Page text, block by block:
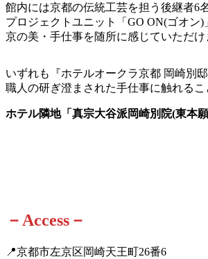
館内には京都の伝統工芸を担う後継者6
プロジェクトユニット「GO ON(ゴオン
京の美・手仕事を随所に感じていただけ
いずれも『ホテルオークラ京都 岡崎別
職人の研ぎ澄まされた手仕事に触れる
ホテル隣地「真宗大谷派岡崎別院(東本願
－Access－
📍京都市左京区岡崎天王町26番6